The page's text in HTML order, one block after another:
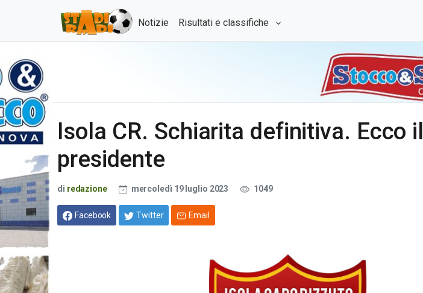
Notizie Risultati e classifiche
Isola CR. Schiarita definitiva. Ecco il
presidente
di redazione mercoledì 19 luglio 2023 1049
Facebook Twitter Email